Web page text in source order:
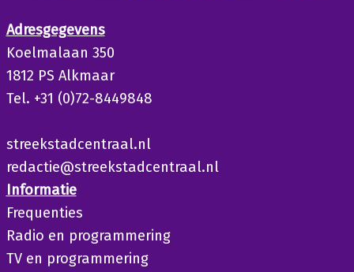
Adresgegevens
Koelmalaan 350
1812 PS Alkmaar
Tel. +31 (0)72-8449848
streekstadcentraal.nl
redactie@streekstadcentraal.nl
Informatie
Frequenties
Radio en programmering
TV en programmering